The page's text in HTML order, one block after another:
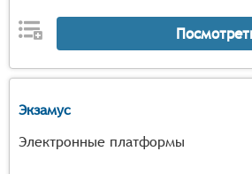
Экзамус
Электронные платформы